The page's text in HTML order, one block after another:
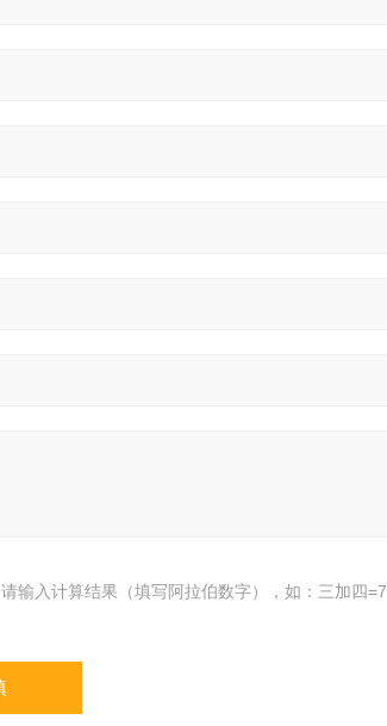
请输入计算结果（填写阿拉伯数字），如：三加四=7